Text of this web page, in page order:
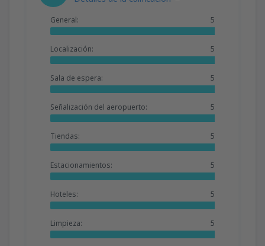
General: 5
Localización: 5
Sala de espera: 5
Señalización del aeropuerto: 5
Tiendas: 5
Estacionamientos: 5
Hoteles: 5
Limpieza: 5